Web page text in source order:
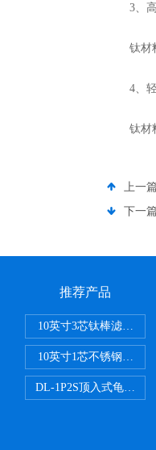
3、高
钛材料
4、轻
钛材料
上一篇
下一篇
推荐产品
10英寸3芯钛棒滤芯过滤
10英寸1芯不锈钢钛棒过
DL-1P2S顶入式龟背过滤